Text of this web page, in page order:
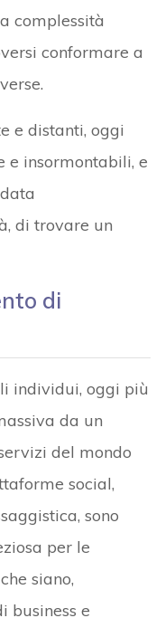
complessità
conformare a
e distanti, oggi
e insormontabili, e
di trovare un
di
individui, oggi più
da un
del mondo
social,
sono
per le
siano,
business e